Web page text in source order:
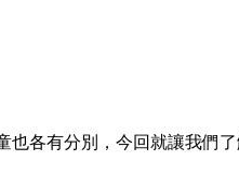
各有分別，今回就讓我們了